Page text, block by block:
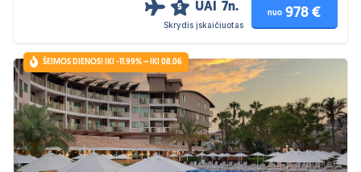
5 UAI 7n.
Skrydis įskaičiuotas
nuo 978 €
ŠEIMOS DIENOS! IKI -11.99% – IKI 08.06